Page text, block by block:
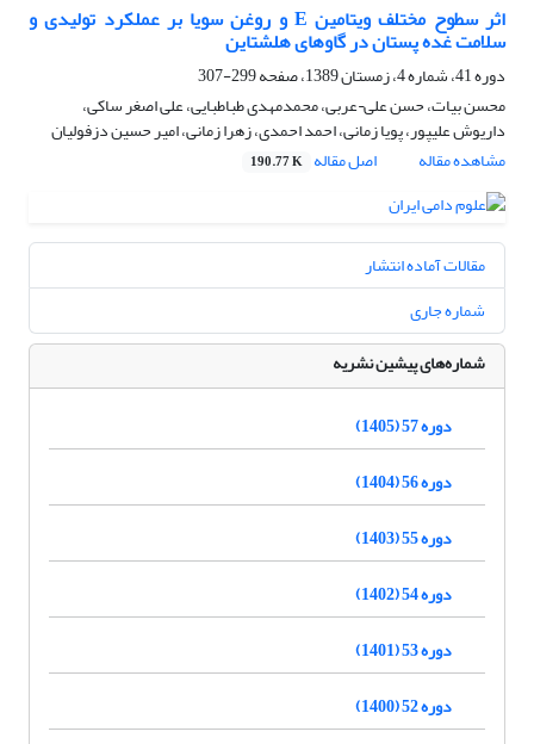
اثر سطوح مختلف ویتامین E و روغن سویا بر عملکرد تولیدی و
سلامت غده پستان در گاوهای هلشتاین
دوره 41، شماره 4، زمستان 1389، صفحه
299-307
محسن بیات، حسن علی¬عربی، محمدمهدی طباطبایی، علی اصغر ساکی،
داریوش علیپور، پویا زمانی، احمد احمدی، زهرا زمانی، امیر حسین دزفولیان
مشاهده مقاله
اصل مقاله 190.77 K
مقالات آماده انتشار
شماره جاری
شماره‌های پیشین نشریه
دوره 57 (1405)
دوره 56 (1404)
دوره 55 (1403)
دوره 54 (1402)
دوره 53 (1401)
دوره 52 (1400)